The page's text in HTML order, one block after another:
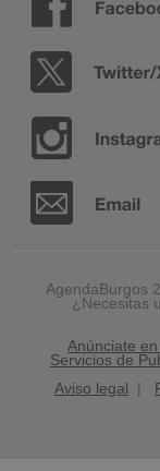
AgendaBurgos
¿Necesitas
Anúnciate
Servicios de
Aviso legal